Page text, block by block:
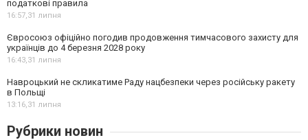
податкові правила
16:57,31 липня
Євросоюз офіційно погодив продовження тимчасового захисту для
українців до 4 березня 2028 року
16:43,31 липня
Навроцький не скликатиме Раду нацбезпеки через російську ракету
в Польщі
13:16,31 липня
Рубрики новин